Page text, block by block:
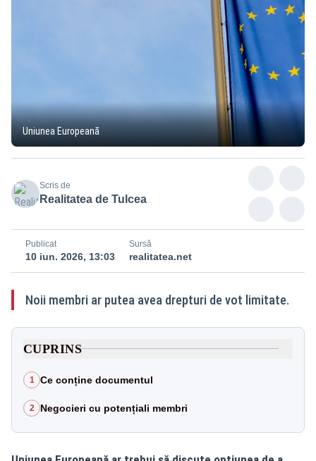
Uniunea Europeană
Scris de
Realitatea de Tulcea
Publicat
10 iun. 2026, 13:03
Sursă
realitatea.net
Noii membri ar putea avea drepturi de vot limitate.
CUPRINS
1 Ce conține documentul
2 Negocieri cu potențiali membri